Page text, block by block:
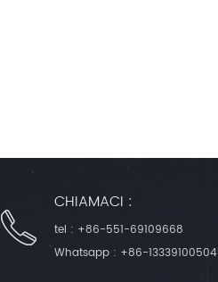
CHIAMACI :
tel : +86-551-69109668
Whatsapp : +86-13339100504